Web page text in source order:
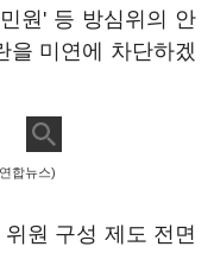
원' 등 방심위의 안
을 미연에 차단하겠
합뉴스)
원 구성 제도 전면